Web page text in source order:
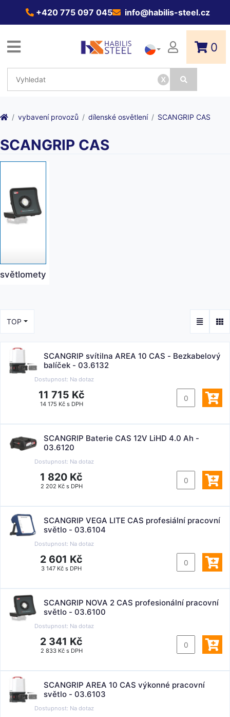
+420 775 097 045 info@habilis-steel.cz
x
0
vybavení provozů dílenské osvětlení SCANGRIP CAS
SCANGRIP CAS
světlomety
TOP
SCANGRIP svítilna AREA 10 CAS - Bezkabelový
balíček - 03.6132
Dostupnost: Na dotaz
11 715 Kč
14 175 Kč s DPH
SCANGRIP Baterie CAS 12V LiHD 4.0 Ah -
03.6120
Dostupnost: Na dotaz
1 820 Kč
2 202 Kč s DPH
SCANGRIP VEGA LITE CAS profesiální pracovní
světlo - 03.6104
Dostupnost: Na dotaz
2 601 Kč
3 147 Kč s DPH
SCANGRIP NOVA 2 CAS profesionální pracovní
světlo - 03.6100
Dostupnost: Na dotaz
2 341 Kč
2 833 Kč s DPH
SCANGRIP AREA 10 CAS výkonné pracovní
světlo - 03.6103
Dostupnost: Na dotaz